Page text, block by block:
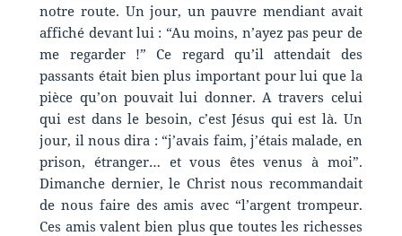
notre route. Un jour, un pauvre mendiant avait
affiché devant lui : “Au moins, n’ayez pas peur de
me regarder !” Ce regard qu’il attendait des
passants était bien plus important pour lui que la
pièce qu’on pouvait lui donner. A travers celui
qui est dans le besoin, c’est Jésus qui est là. Un
jour, il nous dira : “j’avais faim, j’étais malade, en
prison, étranger… et vous êtes venus à moi”.
Dimanche dernier, le Christ nous recommandait
de nous faire des amis avec “l’argent trompeur.
Ces amis valent bien plus que toutes les richesses